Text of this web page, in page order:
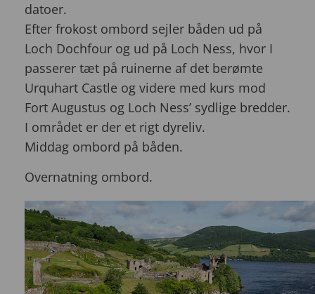
datoer.
Efter frokost ombord sejler båden ud på
Loch Dochfour og ud på Loch Ness, hvor I
passerer tæt på ruinerne af det berømte
Urquhart Castle og videre med kurs mod
Fort Augustus og Loch Ness’ sydlige bredder.
I området er der et rigt dyreliv.
Middag ombord på båden.
Overnatning ombord.